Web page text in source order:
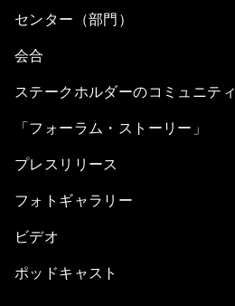
センター（部門）
会合
ステークホルダーのコミュニティ
「フォーラム・ストーリー」
プレスリリース
フォトギャラリー
ビデオ
ポッドキャスト